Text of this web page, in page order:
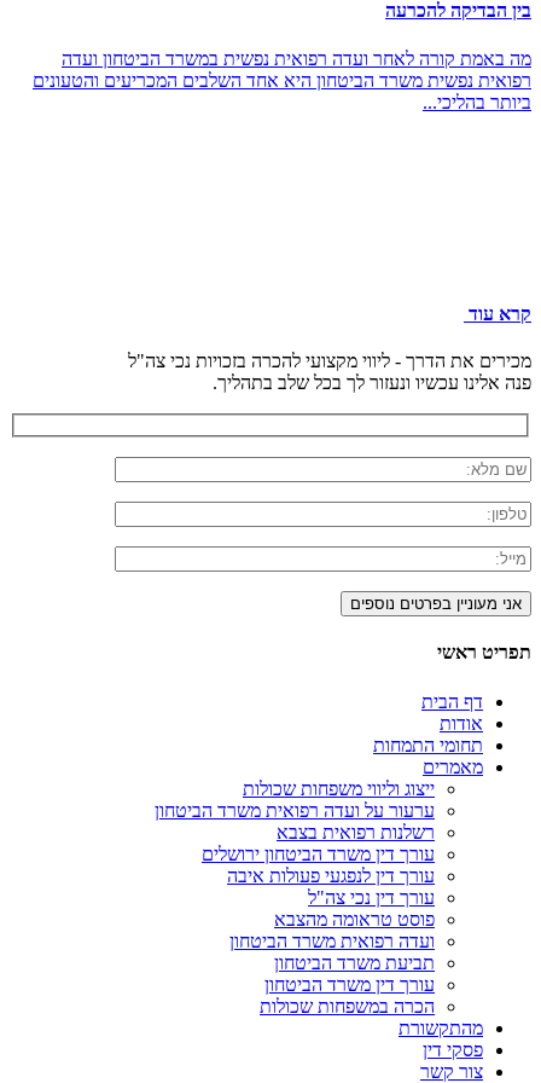
בין הבדיקה להכרעה
מה באמת קורה לאחר ועדה רפואית נפשית במשרד הביטחון ועדה
רפואית נפשית משרד הביטחון היא אחד השלבים המכריעים והטעונים
ביותר בהליכי...
קרא עוד
מכירים את הדרך - ליווי מקצועי להכרה בזכויות נכי צה"ל
פנה אלינו עכשיו ונעזור לך בכל שלב בתהליך.
תפריט ראשי
דף הבית
אודות
תחומי התמחות
מאמרים
ייצוג וליווי משפחות שכולות
ערעור על ועדה רפואית משרד הביטחון
רשלנות רפואית בצבא
עורך דין משרד הביטחון ירושלים
עורך דין לנפגעי פעולות איבה
עורך דין נכי צה"ל
פוסט טראומה מהצבא
ועדה רפואית משרד הביטחון
תביעת משרד הביטחון
עורך דין משרד הביטחון
הכרה במשפחות שכולות
מהתקשורת
פסקי דין
צור קשר